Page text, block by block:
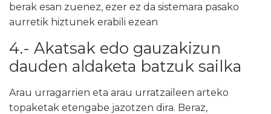
berak esan zuenez, ezer ez da sistemara pasako
aurretik hiztunek erabili ezean
4.- Akatsak edo gauzakizun
dauden aldaketa batzuk sailka
Arau urragarrien eta arau urratzaileen arteko
topaketak etengabe jazotzen dira. Beraz,